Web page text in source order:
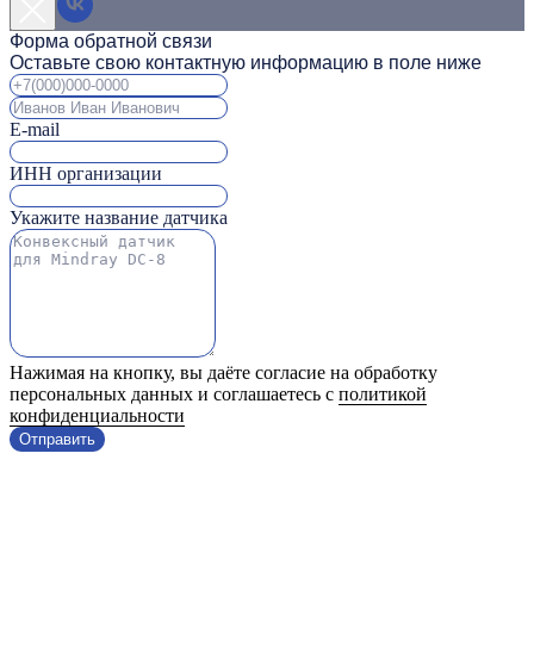
Форма обратной связи
Оставьте свою контактную информацию в поле ниже
E-mail
ИНН организации
Укажите название датчика
Нажимая на кнопку, вы даёте согласие на обработку
персональных данных и соглашаетесь с политикой
конфиденциальности
Отправить